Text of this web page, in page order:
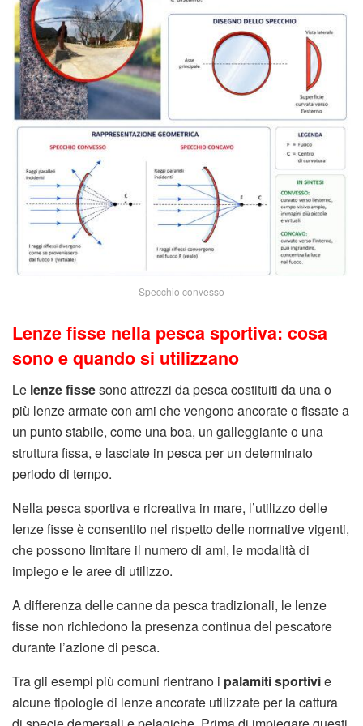
Specchio convesso
Lenze fisse nella pesca sportiva: cosa
sono e quando si utilizzano
Le lenze fissesono attrezzi da pesca costituiti da una o
più lenze armate con ami che vengono ancorate o fissate a
un punto stabile, come una boa, un galleggiante o una
struttura fissa, e lasciate in pesca per un determinato
periodo di tempo.
Nella pesca sportiva e ricreativa in mare, l’utilizzo delle
lenze fisse è consentito nel rispetto delle normative vigenti,
che possono limitare il numero di ami, le modalità di
impiego e le aree di utilizzo.
A differenza delle canne da pesca tradizionali, le lenze
fisse non richiedono la presenza continua del pescatore
durante l’azione di pesca.
Tra gli esempi più comuni rientrano i palamiti sportivie
alcune tipologie di lenze ancorate utilizzate per la cattura